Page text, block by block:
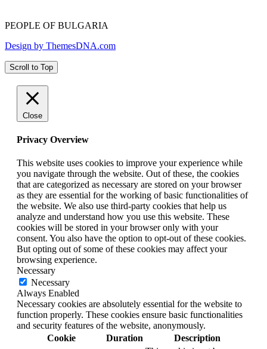
PEOPLE OF BULGARIA
Design by ThemesDNA.com
Scroll to Top
Close
Privacy Overview
This website uses cookies to improve your experience while
you navigate through the website. Out of these, the cookies
that are categorized as necessary are stored on your browser
as they are essential for the working of basic functionalities of
the website. We also use third-party cookies that help us
analyze and understand how you use this website. These
cookies will be stored in your browser only with your
consent. You also have the option to opt-out of these cookies.
But opting out of some of these cookies may affect your
browsing experience.
Necessary
Necessary
Always Enabled
Necessary cookies are absolutely essential for the website to
function properly. These cookies ensure basic functionalities
and security features of the website, anonymously.
Cookie
Duration Description